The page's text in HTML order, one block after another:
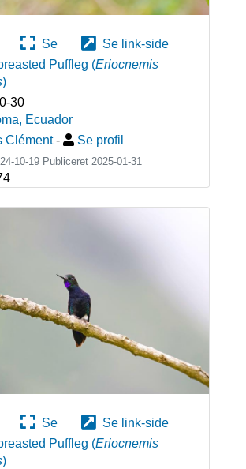
Se
Se link-side
Puffleg (Eriocnemis
)
30
, Ecuador
Clément - Se profil
10-19 Publiceret 2025-01-31
Se
Se link-side
Puffleg (Eriocnemis
)